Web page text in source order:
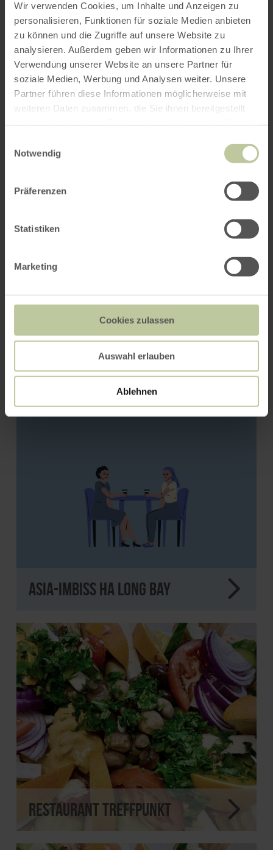
Wir verwenden Cookies, um Inhalte und Anzeigen zu
personalisieren, Funktionen für soziale Medien anbieten
zu können und die Zugriffe auf unsere Website zu
analysieren. Außerdem geben wir Informationen zu Ihrer
Verwendung unserer Website an unsere Partner für
soziale Medien, Werbung und Analysen weiter. Unsere
Partner führen diese Informationen möglicherweise mit
weiteren Daten zusammen, die Sie ihnen bereitgestellt
Notwendig
Präferenzen
Statistiken
Marketing
Cookies zulassen
Auswahl erlauben
Ablehnen
ROUTE PLANEN
Das könnte Sie auch
interessieren
Bäckerei Zimmer
Asia-Imbiss Ha Long Bay
Restaurant Treffpunkt